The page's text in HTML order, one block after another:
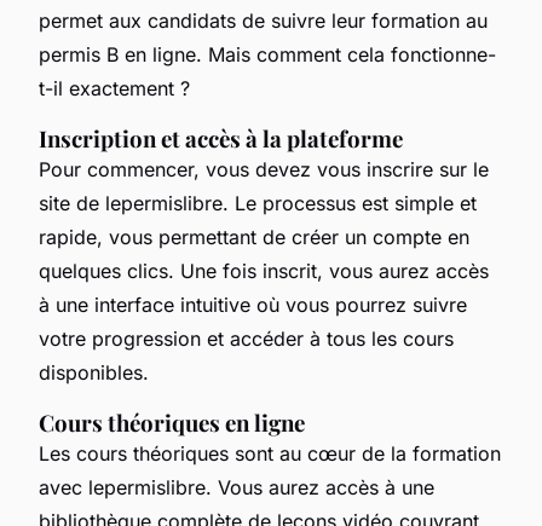
permet aux candidats de suivre leur formation au
permis B en ligne. Mais comment cela fonctionne-
t-il exactement ?
Inscription et accès à la plateforme
Pour commencer, vous devez vous inscrire sur le
site de lepermislibre. Le processus est simple et
rapide, vous permettant de créer un compte en
quelques clics. Une fois inscrit, vous aurez accès
à une interface intuitive où vous pourrez suivre
votre progression et accéder à tous les cours
disponibles.
Cours théoriques en ligne
Les cours théoriques sont au cœur de la formation
avec lepermislibre. Vous aurez accès à une
bibliothèque complète de leçons vidéo couvrant